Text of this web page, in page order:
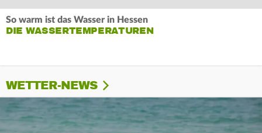
So warm ist das Wasser in Hessen
DIE WASSERTEMPERATUREN
WETTER-NEWS